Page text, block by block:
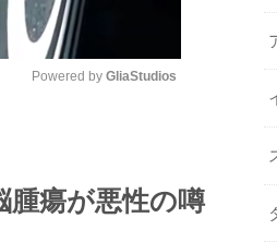
t
Powered by GliaStudios
腫瘍が悪性の噂